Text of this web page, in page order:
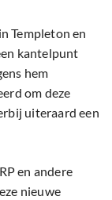
Templeton en
kantelpunt
hem
om deze
uiteraard een
en andere
nieuwe